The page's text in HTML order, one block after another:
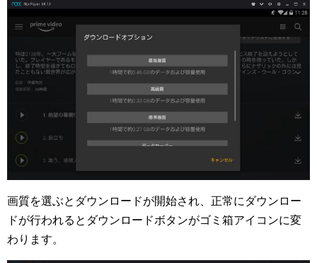
画質を選ぶとダウンロードが開始され、正常にダウンロー
ドが行われるとダウンロードボタンがゴミ箱アイコンに変
わります。